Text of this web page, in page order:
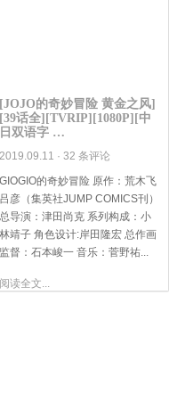
[JOJO的奇妙冒险 黄金之风]
[39话全][TVRIP][1080P][中
日双语字 …
2019.09.11 · 32 条评论
GIOGIO的奇妙冒险 原作：荒木飞
吕彦（集英社JUMP COMICS刊）
总导演：津田尚克 系列构成：小
林靖子 角色设计:岸田隆宏 总作画
监督：石本峻一 音乐：菅野祐...
阅读全文...